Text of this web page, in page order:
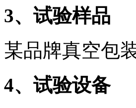
3、试验样品
某品牌真空包
4、试验设备